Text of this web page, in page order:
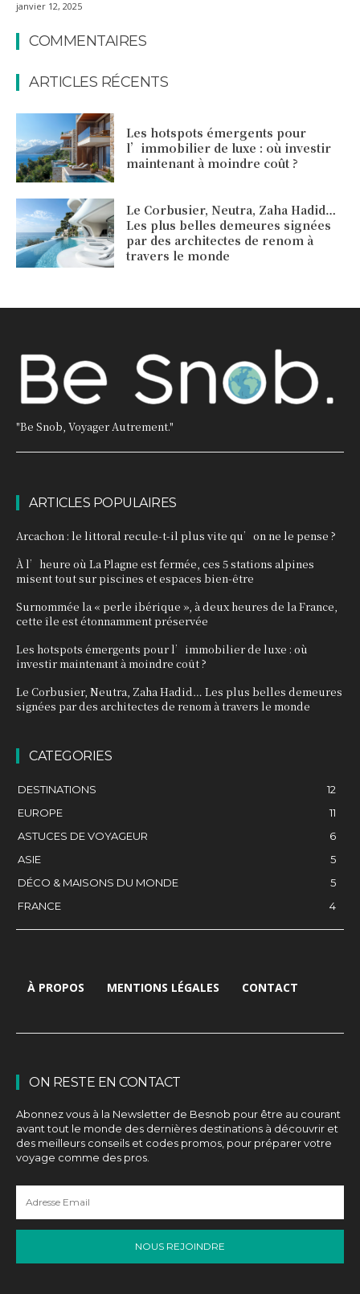
janvier 12, 2025
COMMENTAIRES
ARTICLES RÉCENTS
Les hotspots émergents pour
l’immobilier de luxe : où investir
maintenant à moindre coût ?
Le Corbusier, Neutra, Zaha Hadid…
Les plus belles demeures signées
par des architectes de renom à
travers le monde
"Be Snob, Voyager Autrement."
ARTICLES POPULAIRES
Arcachon : le littoral recule-t-il plus vite qu’on ne le pense ?
À l’heure où La Plagne est fermée, ces 5 stations alpines
misent tout sur piscines et espaces bien-être
Surnommée la « perle ibérique », à deux heures de la France,
cette île est étonnamment préservée
Les hotspots émergents pour l’immobilier de luxe : où
investir maintenant à moindre coût ?
Le Corbusier, Neutra, Zaha Hadid… Les plus belles demeures
signées par des architectes de renom à travers le monde
CATEGORIES
DESTINATIONS
12
EUROPE
11
ASTUCES DE VOYAGEUR
6
ASIE
5
DÉCO & MAISONS DU MONDE
5
FRANCE
4
À PROPOS MENTIONS LÉGALES CONTACT
ON RESTE EN CONTACT
Abonnez vous à la Newsletter de Besnob pour être au courant
avant tout le monde des dernières destinations à découvrir et
des meilleurs conseils et codes promos, pour préparer votre
voyage comme des pros.
NOUS REJOINDRE